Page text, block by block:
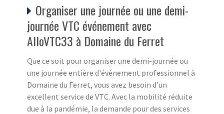
Organiser une journée ou une demi-
journée VTC événement avec
AlloVTC33 à Domaine du Ferret
Que ce soit pour organiser une demi-journée ou
une journée entière d'événement professionnel à
Domaine du Ferret, vous avez besoin d'un
excellent service de VTC. Avec la mobilité réduite
due à la pandémie, la demande pour des services